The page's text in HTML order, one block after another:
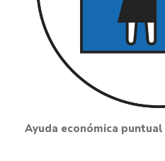
Ayuda económica